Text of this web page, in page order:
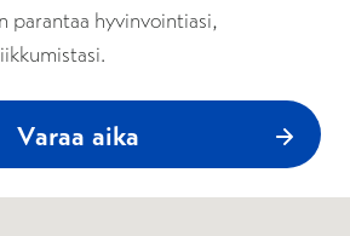
parantaa hyvinvointiasi,
Varaa aika